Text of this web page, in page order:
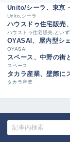
Unito/シーラ、東京
Unito,シーラ
ハウスドゥ住宅販売
ハウスドゥ住宅販売,とい
OYASAI、屋内型シ
OYASAI
スペース、中野の街
スペース
タカラ産業、壁際に
タカラ産業